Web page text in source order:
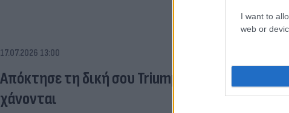
I want to
web or
17.07.2026 13:00
Απόκτησε τη δική σου Triumph: Μοναδικές
χάνονται